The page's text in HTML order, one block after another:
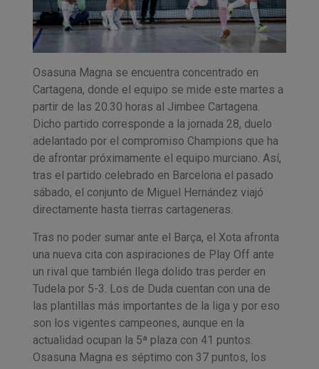
Osasuna Magna se encuentra concentrado en
Cartagena, donde el equipo se mide este martes a
partir de las 20.30 horas al Jimbee Cartagena.
Dicho partido corresponde a la jornada 28, duelo
adelantado por el compromiso Champions que ha
de afrontar próximamente el equipo murciano. Así,
tras el partido celebrado en Barcelona el pasado
sábado, el conjunto de Miguel Hernández viajó
directamente hasta tierras cartageneras.
Tras no poder sumar ante el Barça, el Xota afronta
una nueva cita con aspiraciones de Play Off ante
un rival que también llega dolido tras perder en
Tudela por 5-3. Los de Duda cuentan con una de
las plantillas más importantes de la liga y por eso
son los vigentes campeones, aunque en la
actualidad ocupan la 5ª plaza con 41 puntos.
Osasuna Magna es séptimo con 37 puntos, los